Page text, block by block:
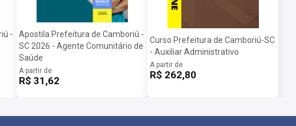
-
Apostila Prefeitura de Camboriú -
SC 2026 - Agente Comunitário de
Saúde
A partir de
R$ 31,62
Curso Prefeitura de Camboriú-SC
- Auxiliar Administrativo
A partir de
R$ 262,80